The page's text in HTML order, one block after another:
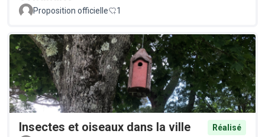
Proposition officielle 1
Insectes et oiseaux dans la ville
Réalisé